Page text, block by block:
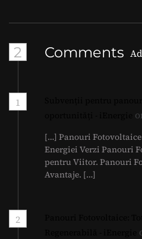
2 Comments
1
[…] Panouri
Energiei Verzi Panouri
pentru Viitor. Panouri
Avantaje. […]
2